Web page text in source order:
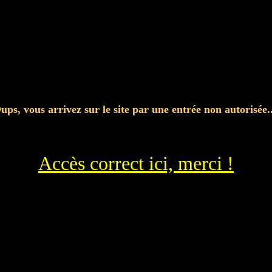
vous arrivez sur le site par une entrée non
Accès correct ici, merci !